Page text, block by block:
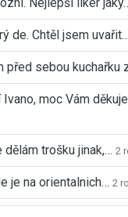
de. Chtěl jsem uvařit…
před sebou kuchařku
Ivano, moc Vám
dělám trošku jinak,… 2
je na orientalnich… 2